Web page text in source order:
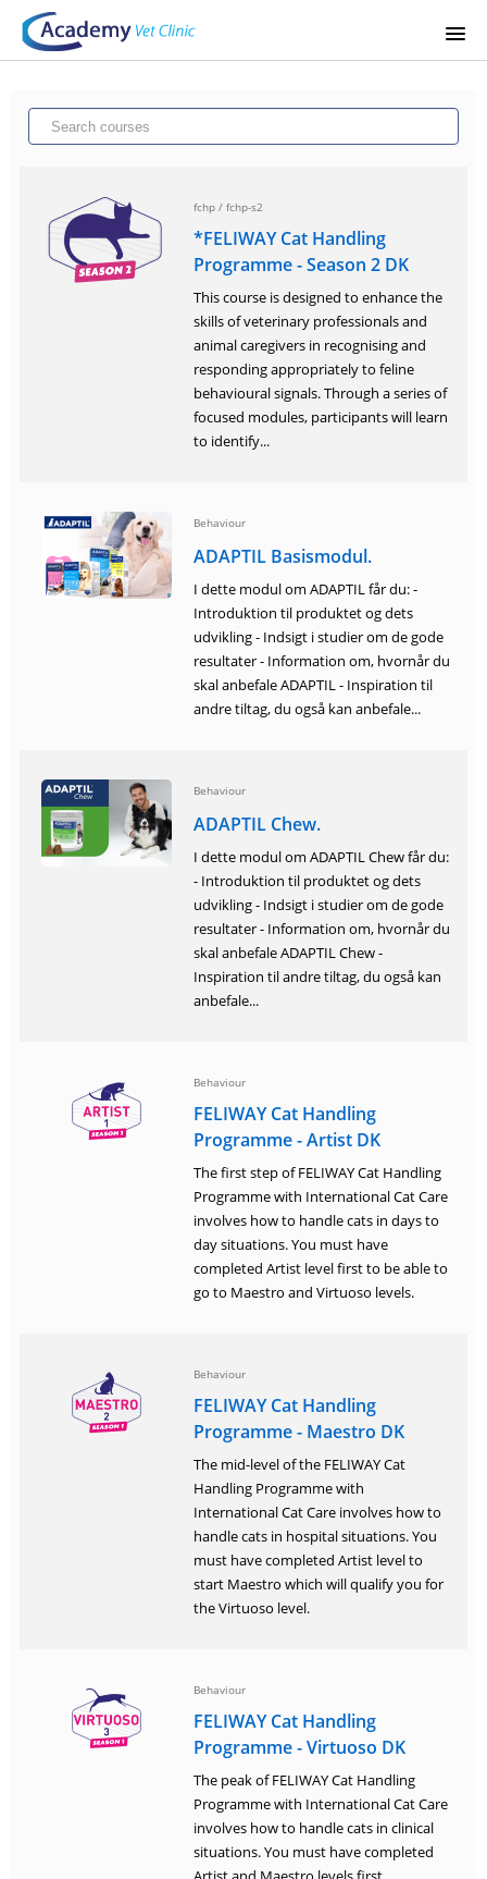
COURSE CATALOG
HOME
fchp / fchp-s2
*FELIWAY Cat Handling
Programme - Season 2 DK
This course is designed to enhance the
skills of veterinary professionals and
animal caregivers in recognising and
responding appropriately to feline
behavioural signals. Through a series of
focused modules, participants will learn
to identify...
Behaviour
ADAPTIL Basismodul.
I dette modul om ADAPTIL får du: -
Introduktion til produktet og dets
udvikling - Indsigt i studier om de gode
resultater - Information om, hvornår du
skal anbefale ADAPTIL - Inspiration til
andre tiltag, du også kan anbefale...
Behaviour
ADAPTIL Chew.
I dette modul om ADAPTIL Chew får du:
- Introduktion til produktet og dets
udvikling - Indsigt i studier om de gode
resultater - Information om, hvornår du
skal anbefale ADAPTIL Chew -
Inspiration til andre tiltag, du også kan
anbefale...
Behaviour
FELIWAY Cat Handling
Programme - Artist DK
The first step of FELIWAY Cat Handling
Programme with International Cat Care
involves how to handle cats in days to
day situations. You must have
completed Artist level first to be able to
go to Maestro and Virtuoso levels.
Behaviour
FELIWAY Cat Handling
Programme - Maestro DK
The mid-level of the FELIWAY Cat
Handling Programme with
International Cat Care involves how to
handle cats in hospital situations. You
must have completed Artist level to
start Maestro which will qualify you for
the Virtuoso level.
Behaviour
FELIWAY Cat Handling
Programme - Virtuoso DK
The peak of FELIWAY Cat Handling
Programme with International Cat Care
involves how to handle cats in clinical
situations. You must have completed